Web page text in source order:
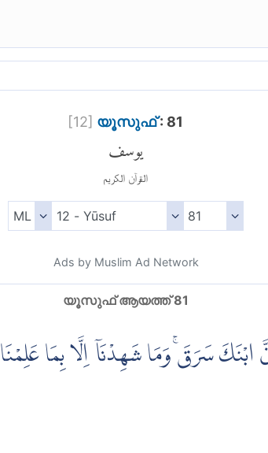
[12] യൂസുഫ്: 81
يوسف
القرآن الكريم
Ads by Muslim Ad Network
യൂസുഫ് ആയത്ത് 81
ابْنَكَ سَرَقَۚ وَمَا شَهِدْنَآ اِلَّا بِمَا